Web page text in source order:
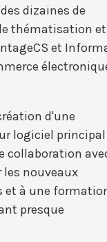
dizaines de
thématisation et
et
d'une
logiciel principal
collaboration
nouveaux
et à une
presque